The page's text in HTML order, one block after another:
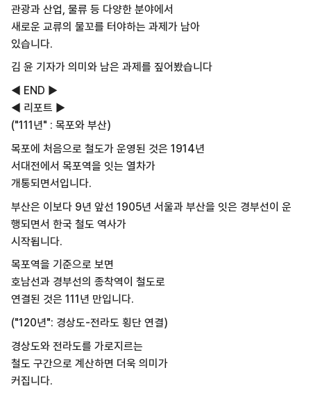
관광과 산업, 물류 등 다양한 분야에서
새로운 교류의 물꼬를 터야하는 과제가 남아
있습니다.
김 윤 기자가 의미와 남은 과제를 짚어봤습니다
◀ END ▶
◀ 리포트 ▶
("111년" : 목포와 부산)
목포에 처음으로 철도가 운영된 것은 1914년
서대전에서 목포역을 잇는 열차가
개통되면서입니다.
부산은 이보다 9년 앞선 1905년 서울과 부산을 잇은 경부선이 운
행되면서 한국 철도 역사가
시작됩니다.
목포역을 기준으로 보면
호남선과 경부선의 종착역이 철도로
연결된 것은 111년 만입니다.
("120년": 경상도-전라도 횡단 연결)
경상도와 전라도를 가로지르는
철도 구간으로 계산하면 더욱 의미가
커집니다.